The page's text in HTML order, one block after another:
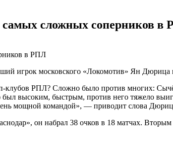
сложных соперников в
игрок московского «Локомотив» Ян
клубов РПЛ? Сложно было против многих:
высоким, быстрым, против него тяжело
мощной командой», — приводит слова
он набрал 38 очков в 18 матчах. Вторым